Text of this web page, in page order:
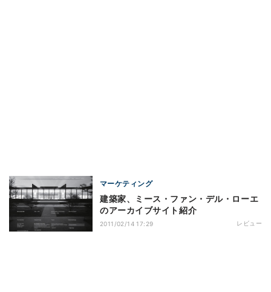
マーケティング
建築家、ミース・ファン・デル・ローエ
のアーカイブサイト紹介
2011/02/14 17:29 レビュー